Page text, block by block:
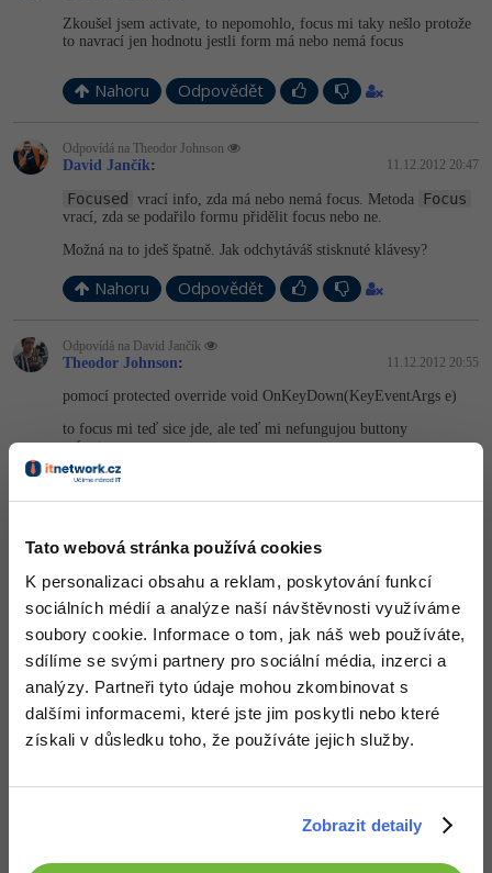
Tato webová stránka používá cookies
K personalizaci obsahu a reklam, poskytování funkcí
sociálních médií a analýze naší návštěvnosti využíváme
soubory cookie. Informace o tom, jak náš web používáte,
sdílíme se svými partnery pro sociální média, inzerci a
analýzy. Partneři tyto údaje mohou zkombinovat s
dalšími informacemi, které jste jim poskytli nebo které
získali v důsledku toho, že používáte jejich služby.
Zobrazit detaily
SEO specialista
Pro děti
Více
Fórum
Kurzy e-commerce
Testování softwaru
Datová analýza
Digitální gramotnost
Marketing -30%
SEO -30%
UX
Business
Kryptoměny
Copywriting -30%
-80%
Time management
Kurzy designu
HTML/CSS -80%
Photoshop -80%
Adobe Illustrator -80%
-30%
Adobe XD -15%
Adobe InDesign -25%
Adobe After Effects
Blender -80%
Inkscape
Příběhy absolventů
Blog
Kariéra
Pro firmy
Zkoušel jsem activate, to nepomohlo, focus mi taky nešlo protože
to navrací jen hodnotu jestli form má nebo nemá focus
Nahoru Odpovědět
Odpovídá na Theodor Johnson
David Jančík: 11.12.2012 20:47
Focused vrací info, zda má nebo nemá focus. Metoda Focus
vrací, zda se podařilo formu přidělit focus nebo ne.
Možná na to jdeš špatně. Jak odchytáváš stisknuté klávesy?
Nahoru Odpovědět
Odpovídá na David Jančík
Theodor Johnson: 11.12.2012 20:55
pomocí protected override void OnKeyDown(Key­EventArgs e)
to focus mi teď sice jde, ale teď mi nefungujou buttony
mám tam
     {
     }
}
když s tímhle kliknu na button, tak problikne, ale neprovede se
event, na druhou stranu mi teď form odchytává klávesy
Nahoru Odpovědět
David Jančík: 11.12.2012 20:58
ProcessCmdKey . Mělo by to jít i když